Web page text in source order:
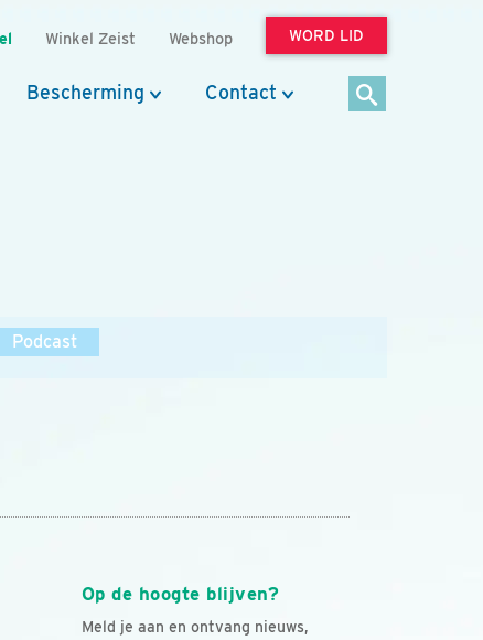
Winkel Zeist Webshop WORD LID
Bescherming Contact
Podcast
Op de hoogte blijven?
Meld je aan en ontvang nieuws,